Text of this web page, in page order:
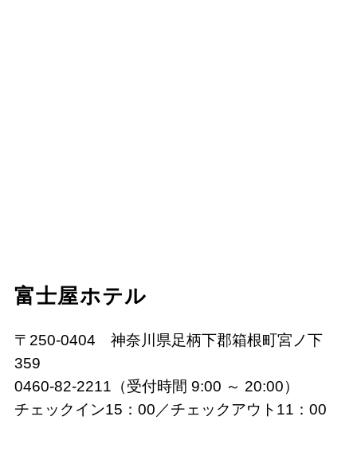
富士屋ホテル
〒250-0404 神奈川県足柄下郡箱根町宮ノ下
359
0460-82-2211（受付時間 9:00 ～ 20:00）
チェックイン15：00／チェックアウト11：00